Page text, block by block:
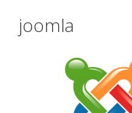
joomla